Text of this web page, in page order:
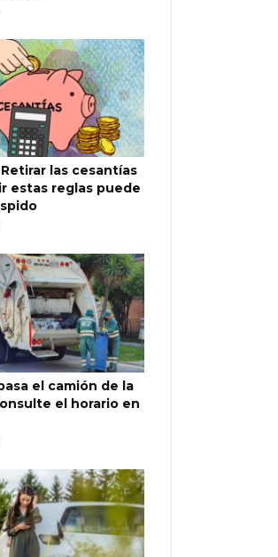
Retirar las cesantías
estas reglas puede
el camión de la
el horario en